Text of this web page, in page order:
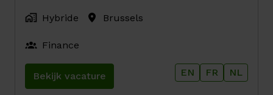
Hybride Brussels
Finance
Bekijk vacature EN FR NL